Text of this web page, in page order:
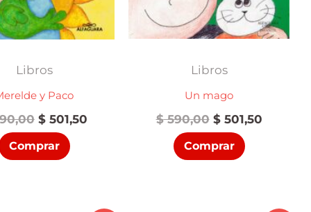
Libros
y Paco
El
precio
original
era:
$501,50El
Comprar
Libros
Un mago
$590,00 El
precio
original
era:
$501,50El
Comprar